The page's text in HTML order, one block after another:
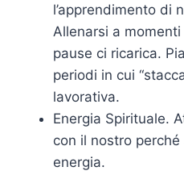
l’apprendimento di
Allenarsi a
pause ci ricarica.
periodi in cui
lavorativa.
Energia Spirituale.
con il nostro
energia.